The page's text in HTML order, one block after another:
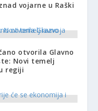
vojarne u Raški
otvorila Glavno
Novi temelj
regiji